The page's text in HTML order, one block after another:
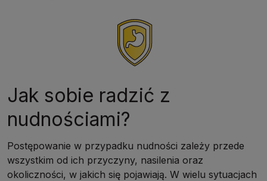
Jak sobie radzić z
nudnościami?
Postępowanie w przypadku nudności zależy przede
wszystkim od ich przyczyny, nasilenia oraz
okoliczności, w jakich się pojawiają. W wielu sytuacjach